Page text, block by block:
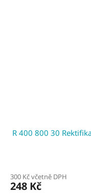
R 400 800 30
300 Kč včetně DPH
248 Kč